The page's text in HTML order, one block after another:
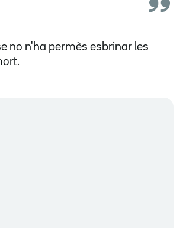
no n'ha permès esbrinar les